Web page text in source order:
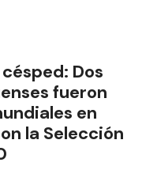
Dos
fueron
en
la Selección